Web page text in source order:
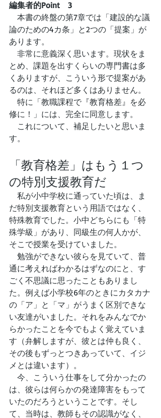
編集者的Point　3
本書の終盤の第7章では「建設的な議
論のための4カ条」と2つの「提案」が
あります。
非常に意義深く思います。現状をま
とめ、課題を出すくらいの専門書は多
くありますが、こういう形で提案があ
るのは、それほど多くはありません。
特に「教職課程で『教育格差』を必
修に！」には、完全に同意します。
これについて、補足したいと思いま
す。
「教育格差」はもう１つ
の特別支援教育だ
私が小中学校に通っていた頃は、ま
だ特別支援教育という用語ではなく、
特殊教育でした。小中どちらにも「特
殊学級」があり、同級生の何人かが、
そこで授業を受けていました。
勉強ができない彼らを見ていて、普
通に考えればわかるはずなのにと、す
ごく不思議に思ったこともありまし
た。例えば小学校6年のときにカタカナ
の「ア」と「マ」がうまく区別できな
い友達がいました。それをみんなでか
らかったことを今でもよく覚えていま
す（弁解しますが、彼とは仲も良く、
その後もずっとつきあっていて、イジ
メとは違います）。
今、こういう仕事をして分かったの
は、彼らは何らかの発達障害をもって
いたのだろうということです。そし
て、当時は、教師もその認識がなく、